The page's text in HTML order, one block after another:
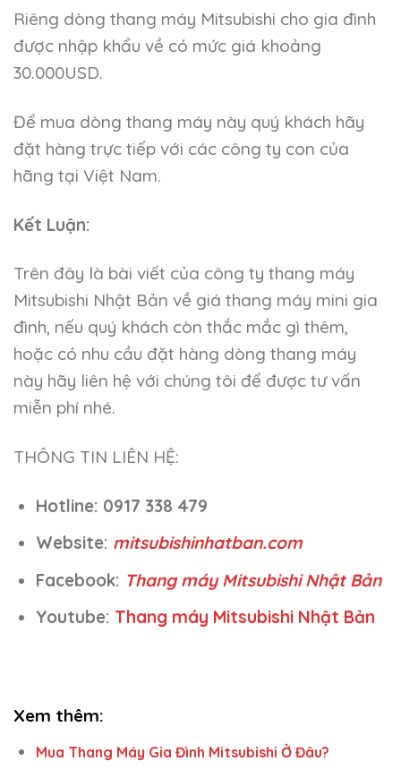
Riêng dòng thang máy Mitsubishi cho gia đình
được nhập khẩu về có mức giá khoảng
30.000USD.
Để mua dòng thang máy này quý khách hãy
đặt hàng trực tiếp với các công ty con của
hãng tại Việt Nam.
Kết Luận:
Trên đây là bài viết của công ty thang máy
Mitsubishi Nhật Bản về giá thang máy mini gia
đình, nếu quý khách còn thắc mắc gì thêm,
hoặc có nhu cầu đặt hàng dòng thang máy
này hãy liên hệ với chúng tôi để được tư vấn
miễn phí nhé.
THÔNG TIN LIÊN HỆ:
Hotline: 0917 338 479
Website: mitsubishinhatban.com
Facebook: Thang máy Mitsubishi Nhật Bản
Youtube: Thang máy Mitsubishi Nhật Bản
Xem thêm:
Mua Thang Máy Gia Đình Mitsubishi Ở Đâu?